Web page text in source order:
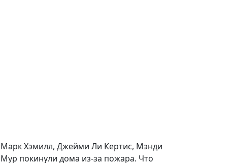
Марк Хэмилл, Джейми Ли Кертис, Мэнди
Мур покинули дома из-за пожара. Что